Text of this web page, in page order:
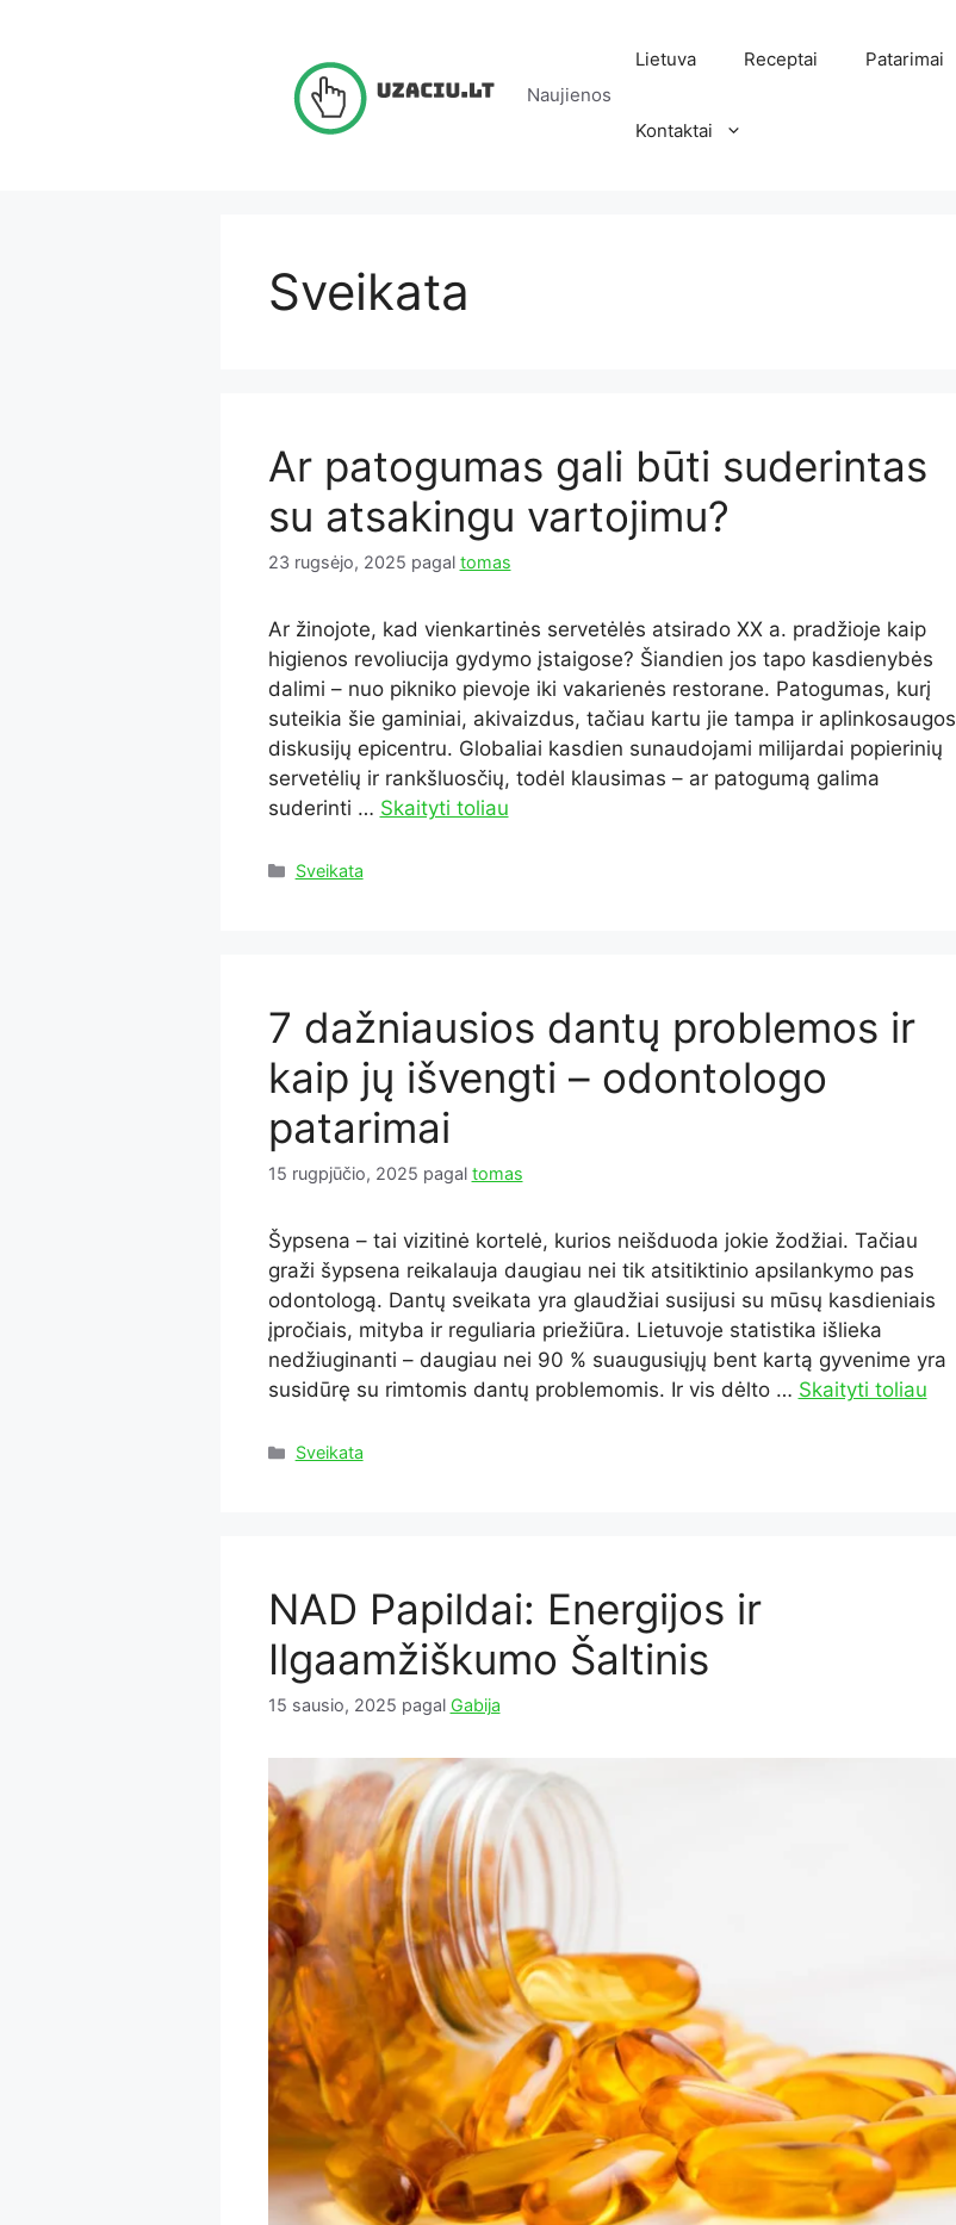
Naujienos
Lietuva Receptai Patarimai
Kontaktai
Sveikata
Ar patogumas gali būti suderintas
su atsakingu vartojimu?
23 rugsėjo, 2025 pagal tomas
Ar žinojote, kad vienkartinės servetėlės atsirado XX a. pradžioje kaip
higienos revoliucija gydymo įstaigose? Šiandien jos tapo kasdienybės
dalimi – nuo pikniko pievoje iki vakarienės restorane. Patogumas, kurį
suteikia šie gaminiai, akivaizdus, tačiau kartu jie tampa ir aplinkosaugos
diskusijų epicentru. Globaliai kasdien sunaudojami milijardai popierinių
servetėlių ir rankšluosčių, todėl klausimas – ar patogumą galima
suderinti … Skaityti toliau
Kategorijos
Sveikata
7 dažniausios dantų problemos ir
kaip jų išvengti – odontologo
patarimai
15 rugpjūčio, 2025 pagal tomas
Šypsena – tai vizitinė kortelė, kurios neišduoda jokie žodžiai. Tačiau
graži šypsena reikalauja daugiau nei tik atsitiktinio apsilankymo pas
odontologą. Dantų sveikata yra glaudžiai susijusi su mūsų kasdieniais
įpročiais, mityba ir reguliaria priežiūra. Lietuvoje statistika išlieka
nedžiuginanti – daugiau nei 90 % suaugusiųjų bent kartą gyvenime yra
susidūrę su rimtomis dantų problemomis. Ir vis dėlto … Skaityti toliau
Kategorijos
Sveikata
NAD Papildai: Energijos ir
Ilgaamžiškumo Šaltinis
15 sausio, 2025 pagal Gabija